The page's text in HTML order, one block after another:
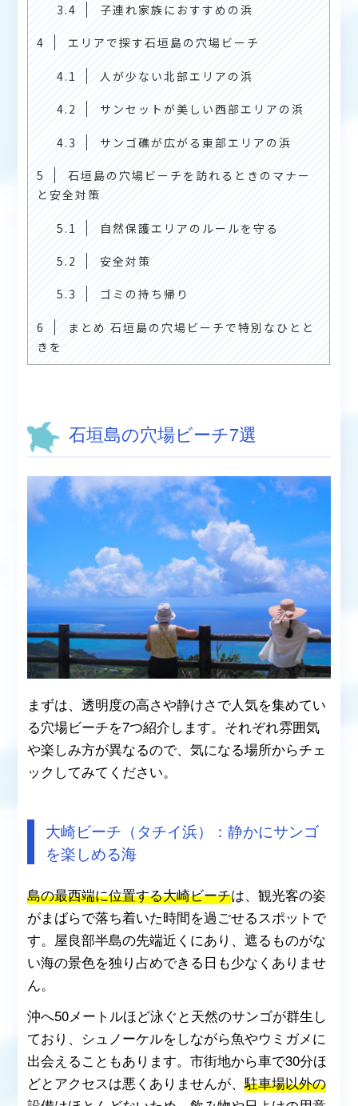
3.4 子連れ家族におすすめの浜
4 エリアで探す石垣島の穴場ビーチ
4.1 人が少ない北部エリアの浜
4.2 サンセットが美しい西部エリアの浜
4.3 サンゴ礁が広がる東部エリアの浜
5
石垣島の穴場ビーチを訪れるときのマナー
と安全対策
5.1 自然保護エリアのルールを守る
5.2 安全対策
5.3 ゴミの持ち帰り
6
まとめ 石垣島の穴場ビーチで特別なひとと
きを
石垣島の穴場ビーチ7選
まずは、透明度の高さや静けさで人気を集めてい
る穴場ビーチを7つ紹介します。それぞれ雰囲気
や楽しみ方が異なるので、気になる場所からチェ
ックしてみてください。
大崎ビーチ（タチイ浜）：静かにサンゴ
を楽しめる海
島の最西端に位置する大崎ビーチは、観光客の姿
がまばらで落ち着いた時間を過ごせるスポットで
す。屋良部半島の先端近くにあり、遮るものがな
い海の景色を独り占めできる日も少なくありませ
ん。
沖へ50メートルほど泳ぐと天然のサンゴが群生し
ており、シュノーケルをしながら魚やウミガメに
出会えることもあります。市街地から車で30分ほ
どとアクセスは悪くありませんが、駐車場以外の